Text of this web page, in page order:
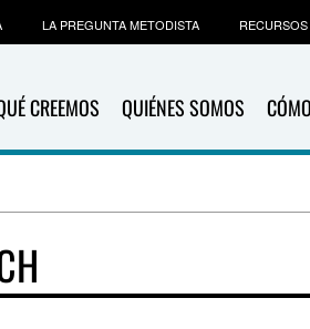
CREEMOS QUIÉNES SOMOS
LA PREGUNTA METODISTA